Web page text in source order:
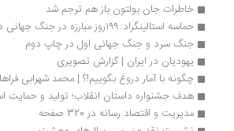
خاطرات جان بولتون باز هم ترجم شد
حماسه استالینگراد: ۱۹۹روز مبارزه در جنگ جهانی دوم
جنگ سرد و جنگ جهانی اول در چاپ دوم
یهودیان در ایران | گزارش تصویری
چگونه با آمار دروغ بگوییم!؟ | محمد شهرابی فراهانی
هدف جشنواره داستان انقلاب؛ تولید و حمایت است
مدیریت و اقتصاد رسانه در 320 صفحه